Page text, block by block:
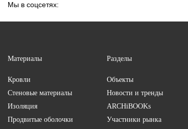
Мы в соцсетях:
Материалы
Кровли
Стеновые материалы
Изоляция
Продвитые оболочки
Разделы
Объекты
Новости и тренды
ARCHiBOOKs
Участники рынка